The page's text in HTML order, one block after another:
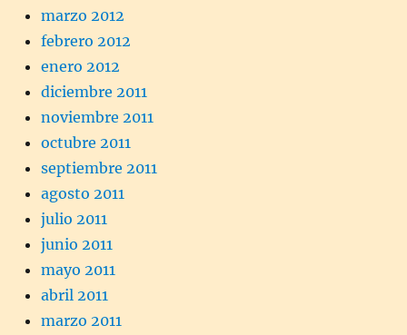
marzo 2012
febrero 2012
enero 2012
diciembre 2011
noviembre 2011
octubre 2011
septiembre 2011
agosto 2011
julio 2011
junio 2011
mayo 2011
abril 2011
marzo 2011